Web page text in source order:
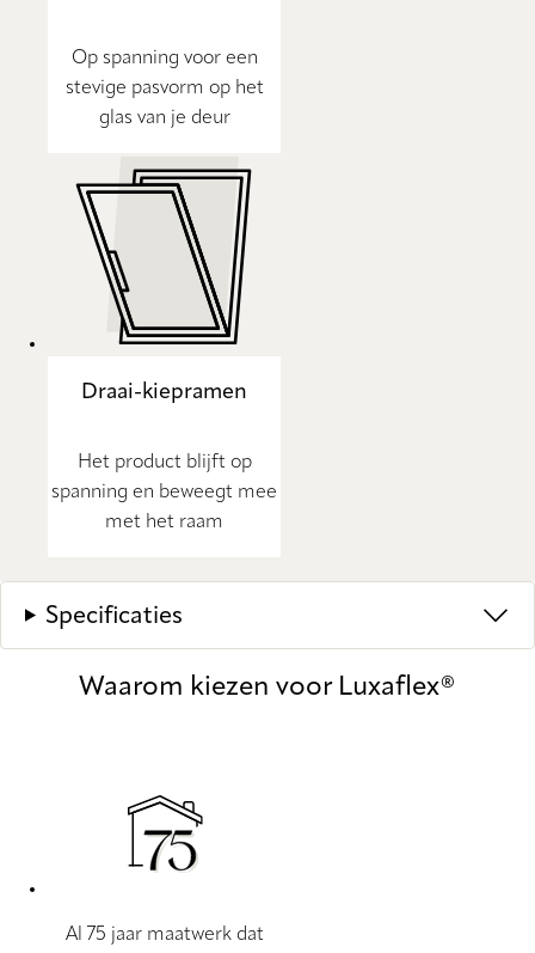
Op spanning voor een
stevige pasvorm op het
glas van je deur
Draai-kiepramen
Het product blijft op
spanning en beweegt mee
met het raam
Specificaties
Waarom kiezen voor Luxaflex®
Al 75 jaar maatwerk dat